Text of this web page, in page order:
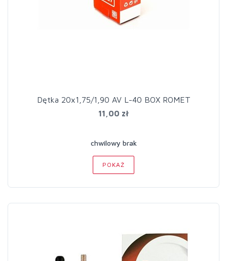
Dętka 20x1,75/1,90 AV L-40 BOX ROMET
11,00 zł
chwilowy brak
POKAŻ